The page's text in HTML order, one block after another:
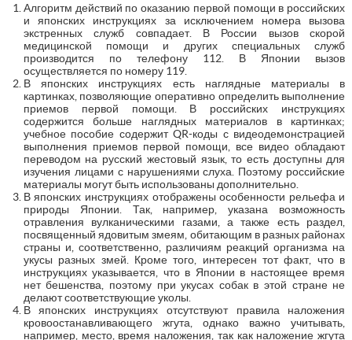
Алгоритм действий по оказанию первой помощи в российских
и японских инструкциях за исключением номера вызова
экстренных служб совпадает. В России вызов скорой
медицинской помощи и других специальных служб
производится по телефону 112. В Японии вызов
осуществляется по номеру 119.
В японских инструкциях есть наглядные материалы в
картинках, позволяющие оперативно определить выполнение
приемов первой помощи. В российских инструкциях
содержится больше наглядных материалов в картинках;
учебное пособие содержит QR-коды с видеодемонстрацией
выполнения приемов первой помощи, все видео обладают
переводом на русский жестовый язык, то есть доступны для
изучения лицами с нарушениями слуха. Поэтому российские
материалы могут быть использованы дополнительно.
В японских инструкциях отображены особенности рельефа и
природы Японии. Так, например, указана возможность
отравления вулканическими газами, а также есть раздел,
посвященный ядовитым змеям, обитающим в разных районах
страны и, соответственно, различиям реакций организма на
укусы разных змей. Кроме того, интересен тот факт, что в
инструкциях указывается, что в Японии в настоящее время
нет бешенства, поэтому при укусах собак в этой стране не
делают соответствующие уколы.
В японских инструкциях отсутствуют правила наложения
кровоостанавливающего жгута, однако важно учитывать,
например, место, время наложения, так как наложение жгута